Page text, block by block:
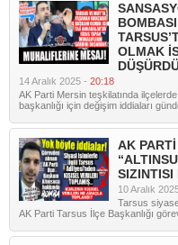
OLMAK
14 Aralık 2025 - 20:18
AK Parti Mersin teşkilatında
başkanlığı için değişim iddiaları
AK
10 Aralık
Tarsus
AK Parti Tarsus İlçe Başkanlığı